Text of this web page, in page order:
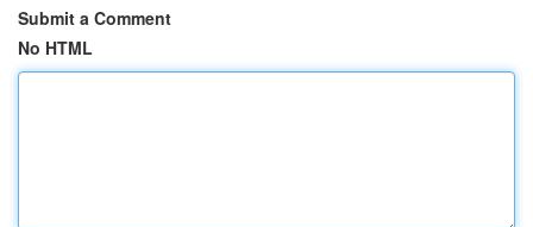
Submit a Comment
No HTML